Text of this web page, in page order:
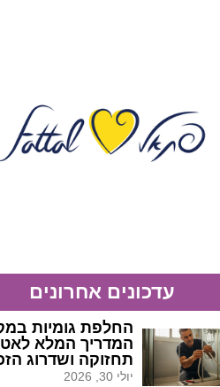
עדכונים אחרונים
החלפת גומיות
המדריך המלא
תחזוקה ושדרוג
יולי 30, 2026